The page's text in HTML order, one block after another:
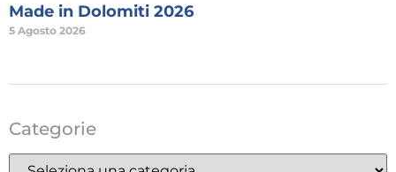
Made in Dolomiti 2026
5 Agosto 2026
Categorie